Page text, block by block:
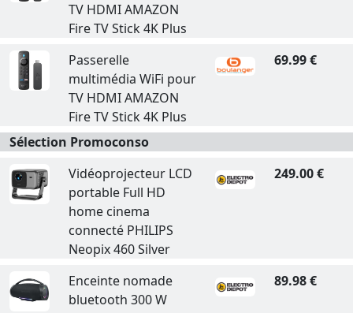
TV HDMI AMAZON
Fire TV Stick 4K Plus
Passerelle
multimédia WiFi pour
TV HDMI AMAZON
Fire TV Stick 4K Plus
69.99 €
Sélection Promoconso
Vidéoprojecteur LCD
portable Full HD
home cinema
connecté PHILIPS
Neopix 460 Silver
249.00 €
Enceinte nomade
bluetooth 300 W
89.98 €